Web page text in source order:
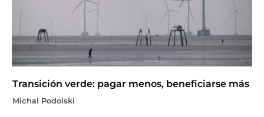
Transición verde: pagar menos, beneficiarse más
Michal Podolski